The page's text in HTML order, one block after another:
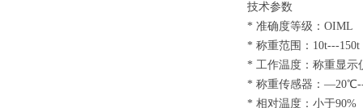
技术参数
* 准确度等级：
* 称重范围：
* 工作温度：称重
* 称重传感器：
* 相对温度：